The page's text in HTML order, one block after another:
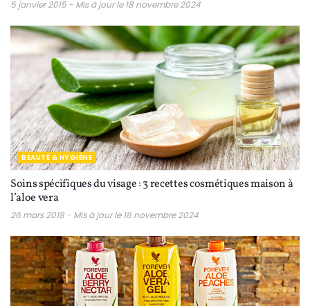
5 janvier 2015 - Mis à jour le 18 novembre 2024
BEAUTÉ & HYGIÈNE
Soins spécifiques du visage : 3 recettes cosmétiques maison à
l’aloe vera
26 mars 2018 - Mis à jour le 18 novembre 2024